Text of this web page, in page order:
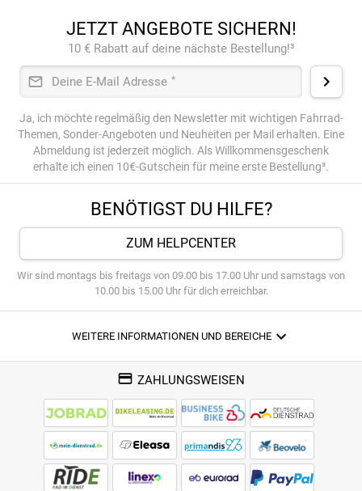
JETZT ANGEBOTE SICHERN!
10 € Rabatt auf deine nächste Bestellung!³
Deine E-Mail Adresse *
Ja, ich möchte regelmäßig den Newsletter mit wichtigen Fahrrad-
Themen, Sonder-Angeboten und Neuheiten per Mail erhalten. Eine
Abmeldung ist jederzeit möglich. Als Willkommensgeschenk
erhalte ich einen 10€-Gutschein für meine erste Bestellung³.
BENÖTIGST DU HILFE?
ZUM HELPCENTER
Wir sind montags bis freitags von 09.00 bis 17.00 Uhr und samstags von
10.00 bis 15.00 Uhr für dich erreichbar.
WEITERE INFORMATIONEN UND BEREICHE
ZAHLUNGSWEISEN